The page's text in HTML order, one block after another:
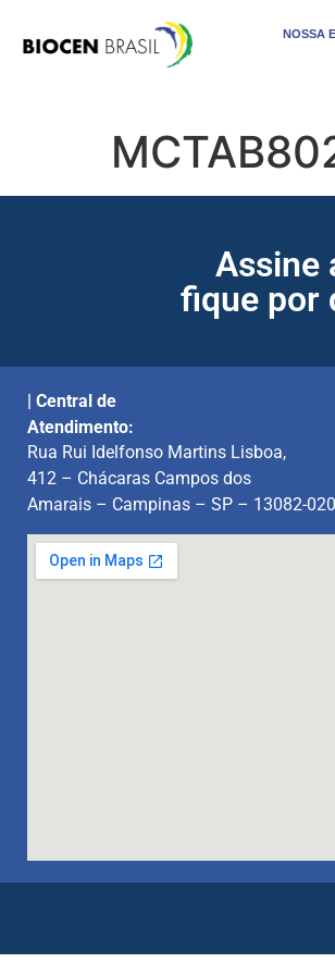
NOSSA
Assine
fique por
| Central de
Atendimento:
Rua Rui Idelfonso Martins Lisboa,
412 – Chácaras Campos dos
Amarais – Campinas – SP – 13082-020